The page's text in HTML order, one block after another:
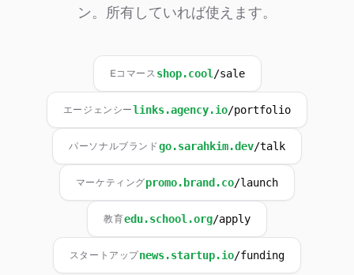
ン。所有していれば使えます。
Eコマース shop.cool /sale
エージェンシーlinks.agency.io/portfolio
パーソナルブランドgo.sarahkim.dev/talk
マーケティングpromo.brand.co/launch
教育edu.school.org/apply
スタートアップnews.startup.io/funding